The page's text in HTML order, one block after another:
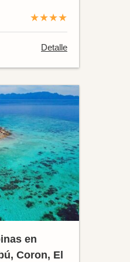
★★★★
Detalle
en
Coron, El